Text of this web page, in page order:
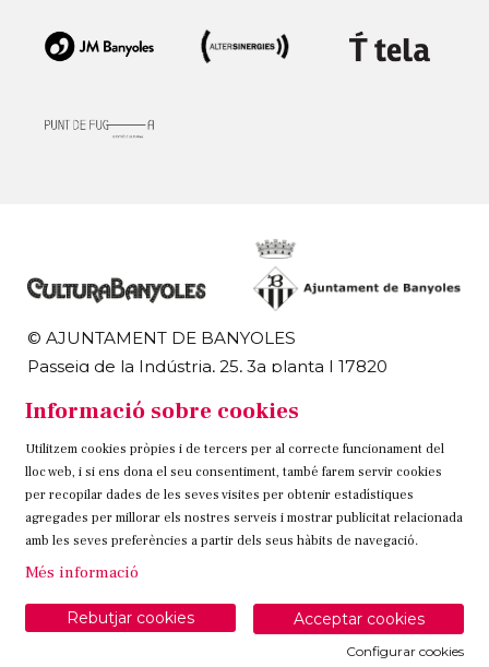
© AJUNTAMENT DE BANYOLES
Passeig de la Indústria, 25, 3a planta | 17820
972 58 18 48 | 972 57 00 50
Sitemap Avís Legal Ús de Cookies Contacteu
Link a instagram
Link a twitter
Link a facebook
Informació sobre cookies
Utilitzem cookies pròpies i de tercers per al correcte funcionament del
lloc web, i si ens dona el seu consentiment, també farem servir cookies
per recopilar dades de les seves visites per obtenir estadístiques
agregades per millorar els nostres serveis i mostrar publicitat relacionada
amb les seves preferències a partir dels seus hàbits de navegació.
Més informació
Acceptar cookies
Rebutjar cookies
Configurar cookies